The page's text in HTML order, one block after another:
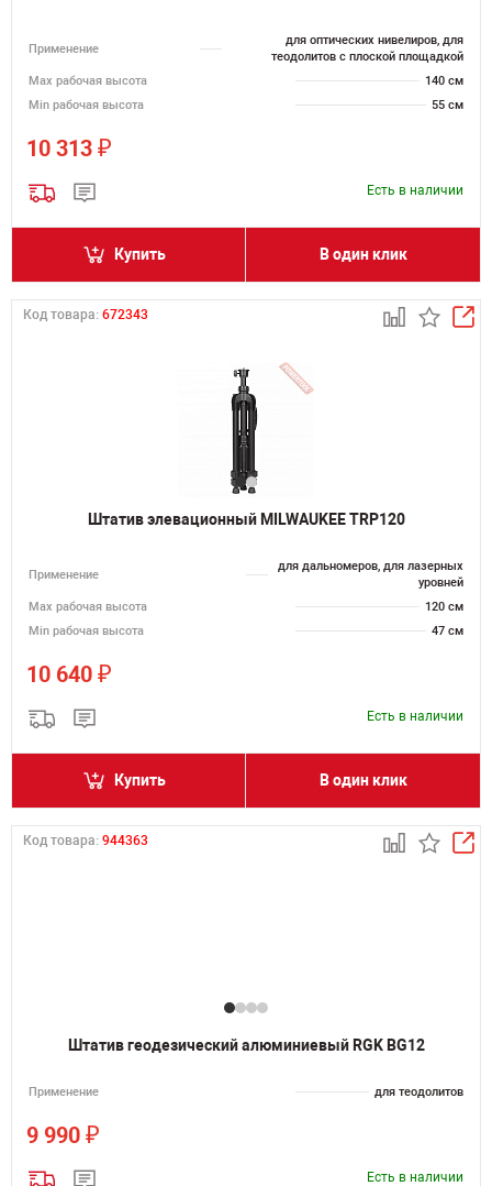
Применение
для оптических нивелиров, для
теодолитов с плоской площадкой
Мах рабочая высота
140 см
Min рабочая высота
55 см
10 313 ₽
Есть в наличии
Купить В один клик
Код товара: 672343
Штатив элевационный MILWAUKEE TRP120
Применение
для дальномеров, для лазерных
уровней
Мах рабочая высота
120 см
Min рабочая высота
47 см
10 640 ₽
Есть в наличии
Купить В один клик
Код товара: 944363
Штатив геодезический алюминиевый RGK BG12
Применение для теодолитов
9 990 ₽
Есть в наличии